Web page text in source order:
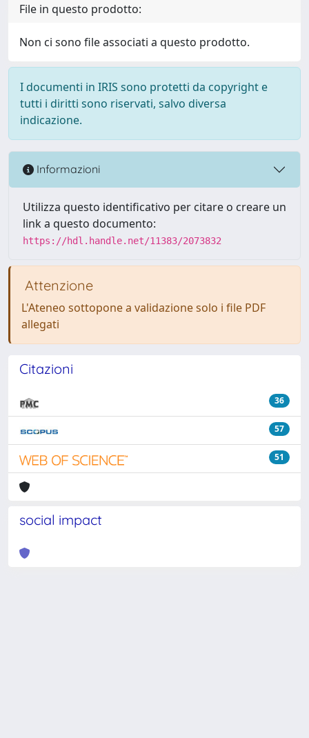
File in questo prodotto:
Non ci sono file associati a questo prodotto.
I documenti in IRIS sono protetti da copyright e
tutti i diritti sono riservati, salvo diversa
indicazione.
Informazioni
Utilizza questo identificativo per citare o creare un
link a questo documento:
https://hdl.handle.net/11383/2073832
Attenzione
L'Ateneo sottopone a validazione solo i file PDF
allegati
Citazioni
36
57
51
social impact